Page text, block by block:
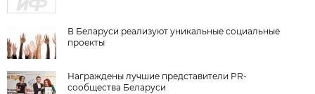
В Беларуси реализуют уникальные социальные
проекты
Награждены лучшие представители PR-
сообщества Беларуси